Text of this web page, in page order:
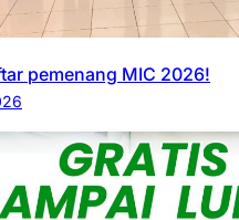
pemenang MIC 2026!